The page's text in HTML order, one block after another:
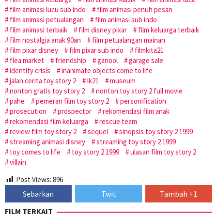
film animasi lucu sub indo
film animasi penuh pesan
film animasi petualangan
film animasi sub indo
film animasi terbaik
film disney pixar
film keluarga terbaik
film nostalgia anak 90an
film petualangan mainan
film pixar disney
film pixar sub indo
filmkita21
flea market
friendship ganool
garage sale
identity crisis
inanimate objects come to life
jalan cerita toy story 2
lk21
museum
nonton gratis toy story 2
nonton toy story 2 full movie
pahe
pemeran film toy story 2
personification
prosecution
prospector
rekomendasi film anak
rekomendasi film keluarga
rescue team
review film toy story 2
sequel
sinopsis toy story 2 1999
streaming animasi disney
streaming toy story 2 1999
toy comes to life
toy story 2 1999
ulasan film toy story 2
villain
Post Views: 896
Sebarkan Twit
Tambah +1
FILM TERKAIT